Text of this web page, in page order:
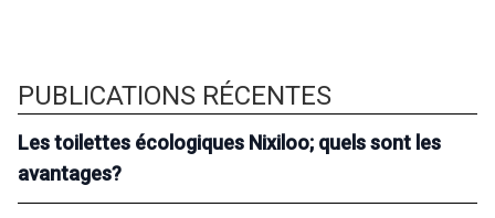
PUBLICATIONS RÉCENTES
Les toilettes écologiques Nixiloo; quels sont les
avantages?